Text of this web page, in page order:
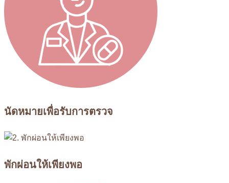
นัดหมายเพื่อรับการตรวจ
พักผ่อนให้เพียงพอ